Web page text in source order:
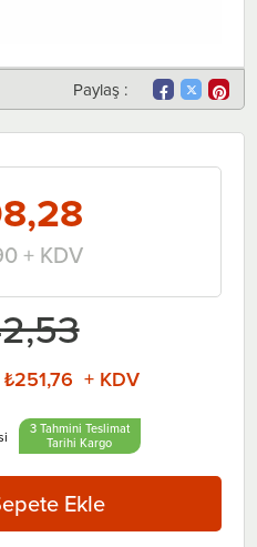
Paylaş :
+ KDV
₺251,76 + KDV
3 Tahmini Teslimat
Tarihi